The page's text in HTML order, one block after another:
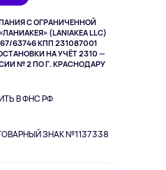
С ОГРАНИЧЕННОЙ
(LANIAKEA LLC)
63746 КПП 231087001
НА УЧЁТ 2310 —
№ 2 ПО Г. КРАСНОДАРУ
В ФНС РФ
ЗНАК №1137338